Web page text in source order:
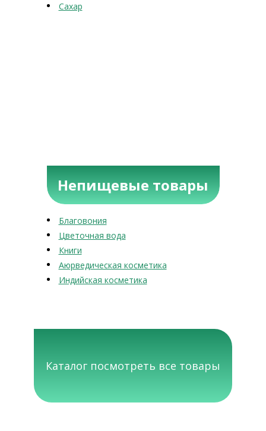
Сахар
Непищевые товары
Благовония
Цветочная вода
Книги
Аюрведическая косметика
Индийская косметика
Каталог посмотреть все товары